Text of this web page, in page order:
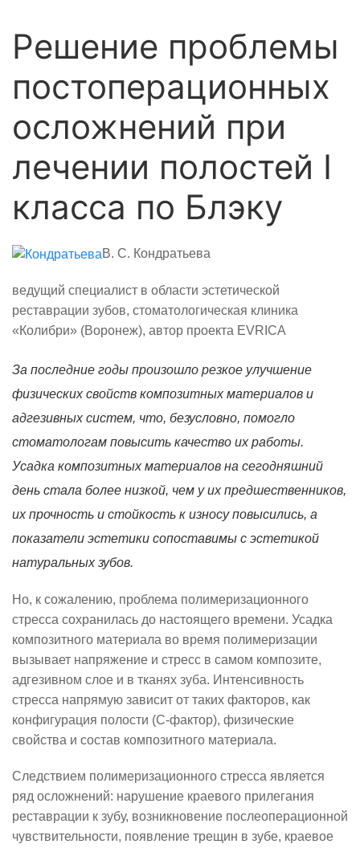
Решение проблемы
постоперационных
осложнений при
лечении полостей I
класса по Блэку
В. С. Кондратьева
ведущий специалист в области эстетической
реставрации зубов, стоматологическая клиника
«Колибри» (Воронеж), автор проекта EVRICA
За последние годы произошло резкое улучшение
физических свойств композитных материалов и
адгезивных систем, что, безусловно, помогло
стоматологам повысить качество их работы.
Усадка композитных материалов на сегодняшний
день стала более низкой, чем у их предшественников,
их прочность и стойкость к износу повысились, а
показатели эстетики сопоставимы с эстетикой
натуральных зубов.
Но, к сожалению, проблема полимеризационного
стресса сохранилась до настоящего времени. Усадка
композитного материала во время полимеризации
вызывает напряжение и стресс в самом композите,
адгезивном слое и в тканях зуба. Интенсивность
стресса напрямую зависит от таких факторов, как
конфигурация полости (С-фактор), физические
свойства и состав композитного материала.
Следствием полимеризационного стресса является
ряд осложнений: нарушение краевого прилегания
реставрации к зубу, возникновение послеоперационной
чувствительности, появление трещин в зубе, краевое